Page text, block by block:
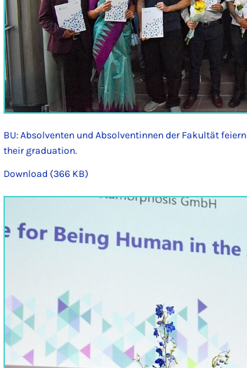
BU: Absolventen und Absolventinnen der Fakultät
their graduation.
Download (366 KB)